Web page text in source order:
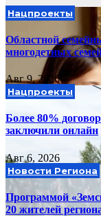
Нацпроекты
Областной
многодетных
Авг 9, 2026
Нацпроекты
Более 80%
заключили онлайн
Авг 6, 2026
Новости Региона
Программой
20 жителей